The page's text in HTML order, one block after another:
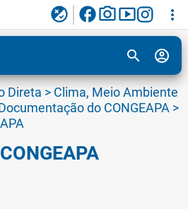
Prefeitura de Campinas
visual de tela para
3
flaky facebookphoto_camerasmart_display more_vert
search account_circle
Direta > Clima, Meio Ambiente
do CONGEAPA >